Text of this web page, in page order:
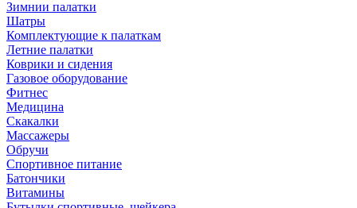
Зимнии палатки
Шатры
Комплектующие к палаткам
Летние палатки
Коврики и сидения
Газовое оборудование
Фитнес
Медицина
Скакалки
Массажеры
Обручи
Спортивное питание
Батончики
Витамины